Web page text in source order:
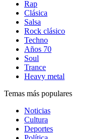
Rap
Clásica
Salsa
Rock clásico
Techno
Años 70
Soul
Trance
Heavy metal
Temas más populares
Noticias
Cultura
Deportes